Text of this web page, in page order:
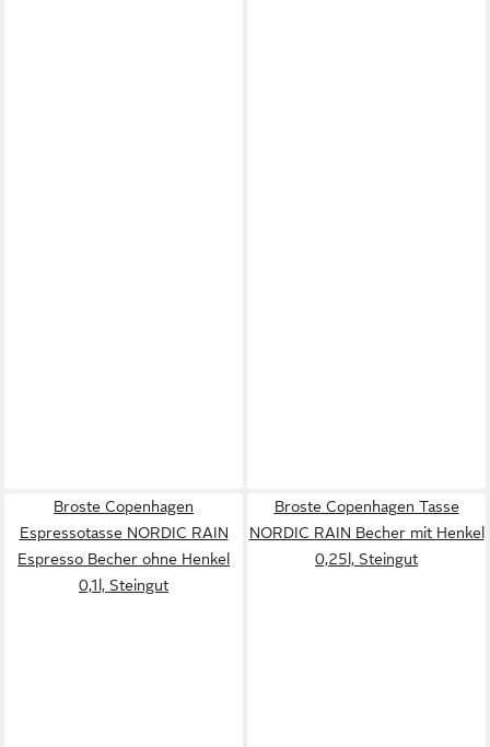
Broste Copenhagen
Espressotasse NORDIC RAIN
Espresso Becher ohne Henkel
0,1l, Steingut
Broste Copenhagen Tasse
NORDIC RAIN Becher mit Henkel
0,25l, Steingut